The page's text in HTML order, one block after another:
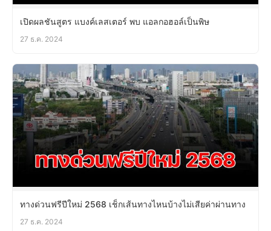
เปิดผลชันสูตร แบงค์เลสเตอร์ พบ แอลกอฮอล์เป็นพิษ
27 ธ.ค. 2024
ทางด่วนฟรีปีใหม่ 2568 เช็กเส้นทางไหนบ้างไม่เสียค่าผ่านทาง
27 ธ.ค. 2024